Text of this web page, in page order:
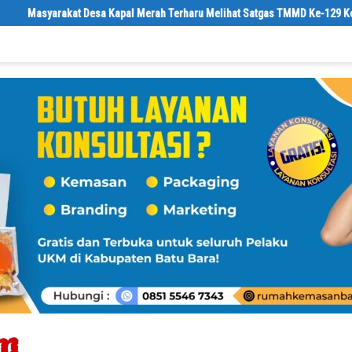
Merah Terharu Melihat Satgas TMMD Ke-129 Kodim 0208/Asahan